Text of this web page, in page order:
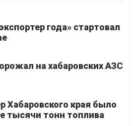
года» стартовал
на хабаровских АЗС
Хабаровского края было
тысячи тонн топлива